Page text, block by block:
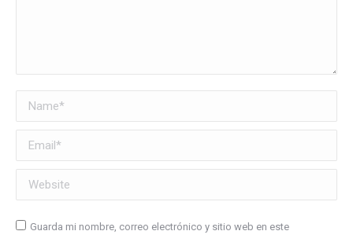
Name *
Email *
Website
Guarda mi nombre, correo electrónico y sitio web en este